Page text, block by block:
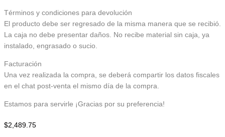
Términos y condiciones para devolución
El producto debe ser regresado de la misma manera que se recibió.
La caja no debe presentar daños. No recibe material sin caja, ya
instalado, engrasado o sucio.
Facturación
Una vez realizada la compra, se deberá compartir los datos fiscales
en el chat post-venta el mismo día de la compra.
Estamos para servirle ¡Gracias por su preferencia!
$2,489.75